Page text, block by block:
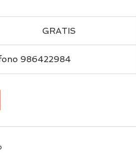
GRATIS
986422984